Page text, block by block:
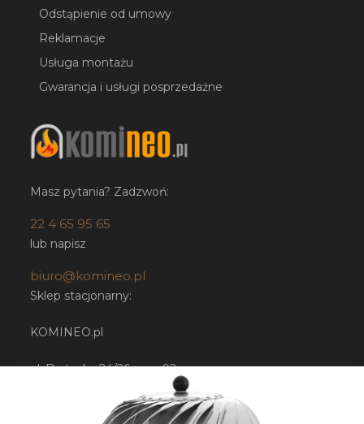
Odstąpienie od umowy
Reklamacje
Usługa montażu
Gwarancja i usługi posprzedażne
Masz pytania? Zadzwoń:
22 4 65 95 65
lub napisz
biuro@komineo.pl
Sklep stacjonarny:
KOMINEO.pl
ul. Bartycka 24/26 paw. 92
NIP: 5252224948